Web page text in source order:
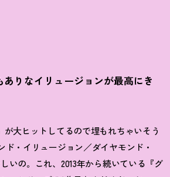
りなイリュージョンが最高にき
が大ヒットしてるので埋もれちゃいそう
・イリュージョン／ダイヤモンド・
いの。これ、2013年から続いている『グ